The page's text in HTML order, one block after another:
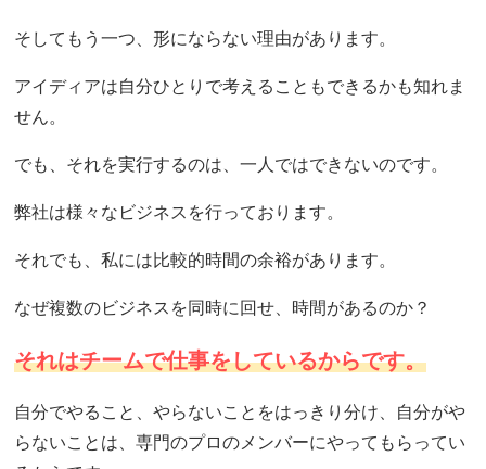
そしてもう一つ、形にならない理由があります。
アイディアは自分ひとりで考えることもできるかも知れま
せん。
でも、それを実行するのは、一人ではできないのです。
弊社は様々なビジネスを行っております。
それでも、私には比較的時間の余裕があります。
なぜ複数のビジネスを同時に回せ、時間があるのか？
それはチームで仕事をしているからです。
自分でやること、やらないことをはっきり分け、自分がや
らないことは、専門のプロのメンバーにやってもらってい